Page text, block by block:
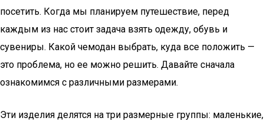
посетить. Когда мы планируем путешествие, перед
каждым из нас стоит задача взять одежду, обувь и
сувениры. Какой чемодан выбрать, куда все положить —
это проблема, но ее можно решить. Давайте сначала
ознакомимся с различными размерами.
Эти изделия делятся на три размерные группы: маленькие,